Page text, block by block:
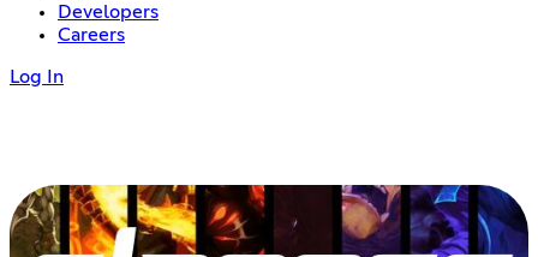
Developers
Careers
Log In